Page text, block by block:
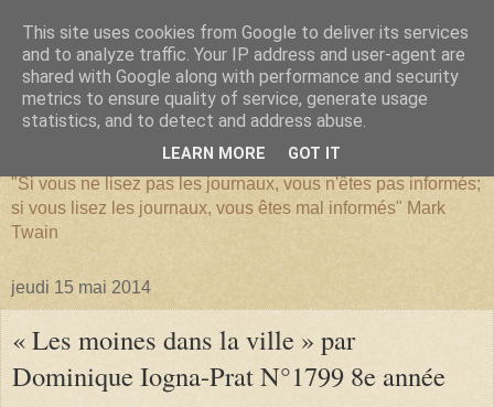
SERIATIM
"Si vous ne lisez pas les journaux, vous n'êtes pas informés;
si vous lisez les journaux, vous êtes mal informés" Mark
Twain
jeudi 15 mai 2014
« Les moines dans la ville » par
Dominique Iogna-Prat N°1799 8e année
This site uses cookies from Google to deliver its services
and to analyze traffic. Your IP address and user-agent are
shared with Google along with performance and security
metrics to ensure quality of service, generate usage
statistics, and to detect and address abuse.
LEARN MORE GOT IT